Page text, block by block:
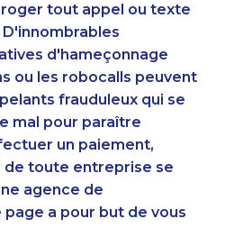
tout appel ou texte
d'hameçonnage
ou les robocalls peuvent
frauduleux qui se
mal pour paraître
un paiement,
toute entreprise se
agence de
a pour but de vous